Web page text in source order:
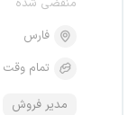
منقضی شده
فارس
تمام وقت
مدیر فروش